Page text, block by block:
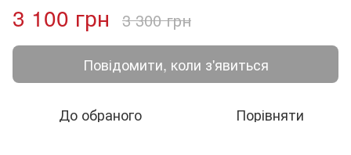
3 100 грн 3 300 грн
Повідомити, коли з'явиться
До обраного Порівняти